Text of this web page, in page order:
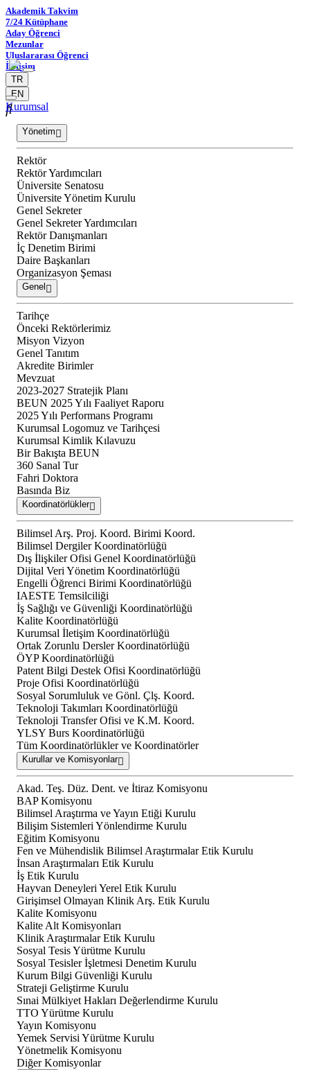
Akademik Takvim
7/24 Kütüphane
Aday Öğrenci
Mezunlar
Uluslararası Öğrenci
İletişim
TR
EN
Kurumsal
Yönetim
Rektör
Rektör Yardımcıları
Üniversite Senatosu
Üniversite Yönetim Kurulu
Genel Sekreter
Genel Sekreter Yardımcıları
Rektör Danışmanları
İç Denetim Birimi
Daire Başkanları
Organizasyon Şeması
Genel
Tarihçe
Önceki Rektörlerimiz
Misyon Vizyon
Genel Tanıtım
Akredite Birimler
Mevzuat
2023-2027 Stratejik Planı
BEUN 2025 Yılı Faaliyet Raporu
2025 Yılı Performans Programı
Kurumsal Logomuz ve Tarihçesi
Kurumsal Kimlik Kılavuzu
Bir Bakışta BEUN
360 Sanal Tur
Fahri Doktora
Basında Biz
Koordinatörlükler
Bilimsel Arş. Proj. Koord. Birimi Koord.
Bilimsel Dergiler Koordinatörlüğü
Dış İlişkiler Ofisi Genel Koordinatörlüğü
Dijital Veri Yönetim Koordinatörlüğü
Engelli Öğrenci Birimi Koordinatörlüğü
IAESTE Temsilciliği
İş Sağlığı ve Güvenliği Koordinatörlüğü
Kalite Koordinatörlüğü
Kurumsal İletişim Koordinatörlüğü
Ortak Zorunlu Dersler Koordinatörlüğü
ÖYP Koordinatörlüğü
Patent Bilgi Destek Ofisi Koordinatörlüğü
Proje Ofisi Koordinatörlüğü
Sosyal Sorumluluk ve Gönl. Çlş. Koord.
Teknoloji Takımları Koordinatörlüğü
Teknoloji Transfer Ofisi ve K.M. Koord.
YLSY Burs Koordinatörlüğü
Tüm Koordinatörlükler ve Koordinatörler
Kurullar ve Komisyonlar
Akad. Teş. Düz. Dent. ve İtiraz Komisyonu
BAP Komisyonu
Bilimsel Araştırma ve Yayın Etiği Kurulu
Bilişim Sistemleri Yönlendirme Kurulu
Eğitim Komisyonu
Fen ve Mühendislik Bilimsel Araştırmalar Etik Kurulu
İnsan Araştırmaları Etik Kurulu
İş Etik Kurulu
Hayvan Deneyleri Yerel Etik Kurulu
Girişimsel Olmayan Klinik Arş. Etik Kurulu
Kalite Komisyonu
Kalite Alt Komisyonları
Klinik Araştırmalar Etik Kurulu
Sosyal Tesis Yürütme Kurulu
Sosyal Tesisler İşletmesi Denetim Kurulu
Kurum Bilgi Güvenliği Kurulu
Strateji Geliştirme Kurulu
Sınai Mülkiyet Hakları Değerlendirme Kurulu
TTO Yürütme Kurulu
Yayın Komisyonu
Yemek Servisi Yürütme Kurulu
Yönetmelik Komisyonu
Diğer Komisyonlar